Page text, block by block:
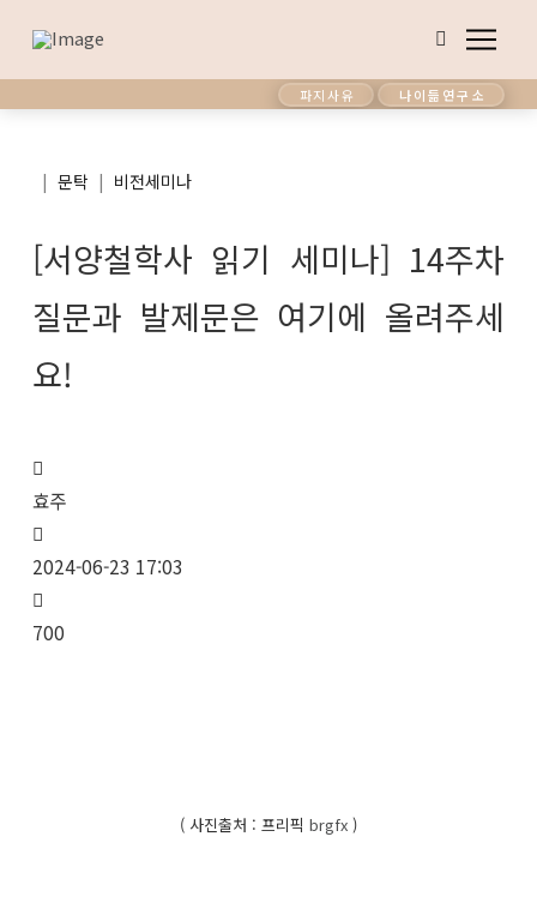
파지사유 나이듦연구소
| 문탁 | 비전세미나
[서양철학사 읽기 세미나] 14주차
질문과 발제문은 여기에 올려주세
요!
효주
2024-06-23 17:03
700
( 사진출처 : 프리픽 brgfx)